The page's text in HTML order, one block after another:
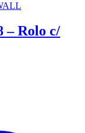
– Rolo c/